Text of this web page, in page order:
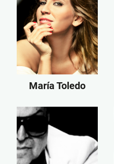
María Toledo